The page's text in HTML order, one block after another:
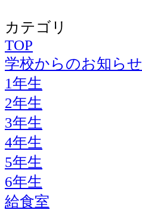
カテゴリ
TOP
学校からのお知らせ
1年生
2年生
3年生
4年生
5年生
6年生
給食室